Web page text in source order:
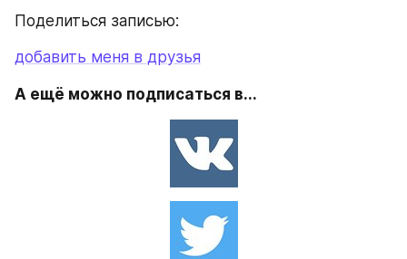
Поделиться записью:
добавить меня в друзья
А ещё можно подписаться в...